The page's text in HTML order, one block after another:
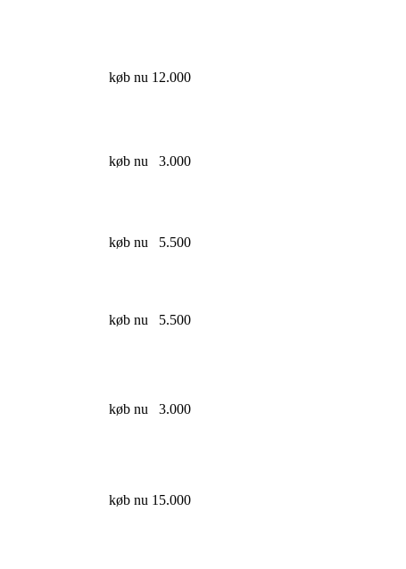
køb nu 12.000
køb nu 3.000
køb nu 5.500
køb nu 5.500
køb nu 3.000
køb nu 15.000